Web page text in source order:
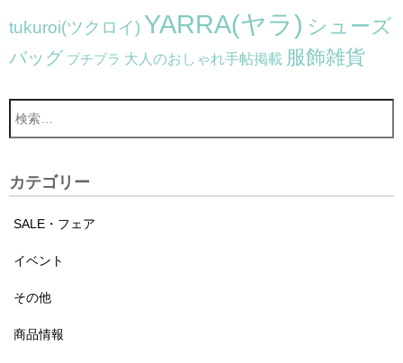
tukuroi(ツクロイ) YARRA(ヤラ) シューズ
バッグ プチプラ 大人のおしゃれ手帖掲載 服飾雑貨
カテゴリー
SALE・フェア
イベント
その他
商品情報